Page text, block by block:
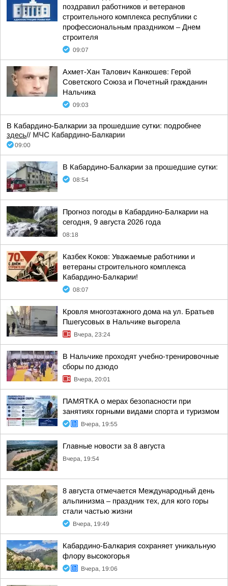
поздравил работников и ветеранов
строительного комплекса республики с
профессиональным праздником – Днем
строителя
09:07
Ахмет-Хан Талович Канкошев: Герой
Советского Союза и Почетный гражданин
Нальчика
09:03
В Кабардино-Балкарии за прошедшие сутки: подробнее
здесь// МЧС Кабардино-Балкарии
09:00
В Кабардино-Балкарии за прошедшие сутки:
08:54
Прогноз погоды в Кабардино-Балкарии на
сегодня, 9 августа 2026 года
08:18
Казбек Коков: Уважаемые работники и
ветераны строительного комплекса
Кабардино-Балкарии!
08:07
Кровля многоэтажного дома на ул. Братьев
Пшегусовых в Нальчике выгорела
Вчера, 23:24
В Нальчике проходят учебно-тренировочные
сборы по дзюдо
Вчера, 20:01
ПАМЯТКА о мерах безопасности при
занятиях горными видами спорта и туризмом
Вчера, 19:55
Главные новости за 8 августа
Вчера, 19:54
8 августа отмечается Международный день
альпинизма – праздник тех, для кого горы
стали частью жизни
Вчера, 19:49
Кабардино-Балкария сохраняет уникальную
флору высокогорья
Вчера, 19:06